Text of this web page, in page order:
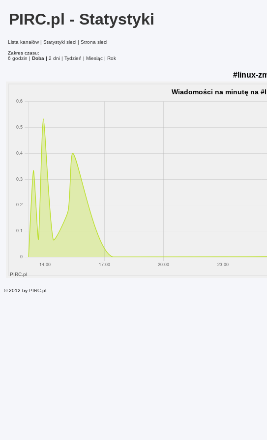
PIRC.pl - Statystyki
Lista kanałów Statystyki sieci
Strona sieci
Zakres czasu:
6 godzin
Doba 2 dni Tydzień Miesiąc Rok
#linux-
© 2012 by PIRC.pl